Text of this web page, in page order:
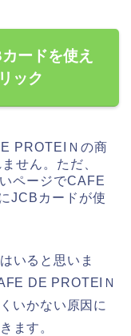
ードを使え
ック
PROTEIＮの商
せん。ただ、
ページでCAFE
JCBカードが使
いると思いま
DE PROTEIＮ
いかない原因に
ます。